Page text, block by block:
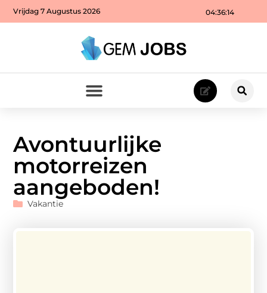
04:36:15
Vrijdag 7 Augustus 2026
Avontuurlijke
motorreizen
aangeboden!
Vakantie